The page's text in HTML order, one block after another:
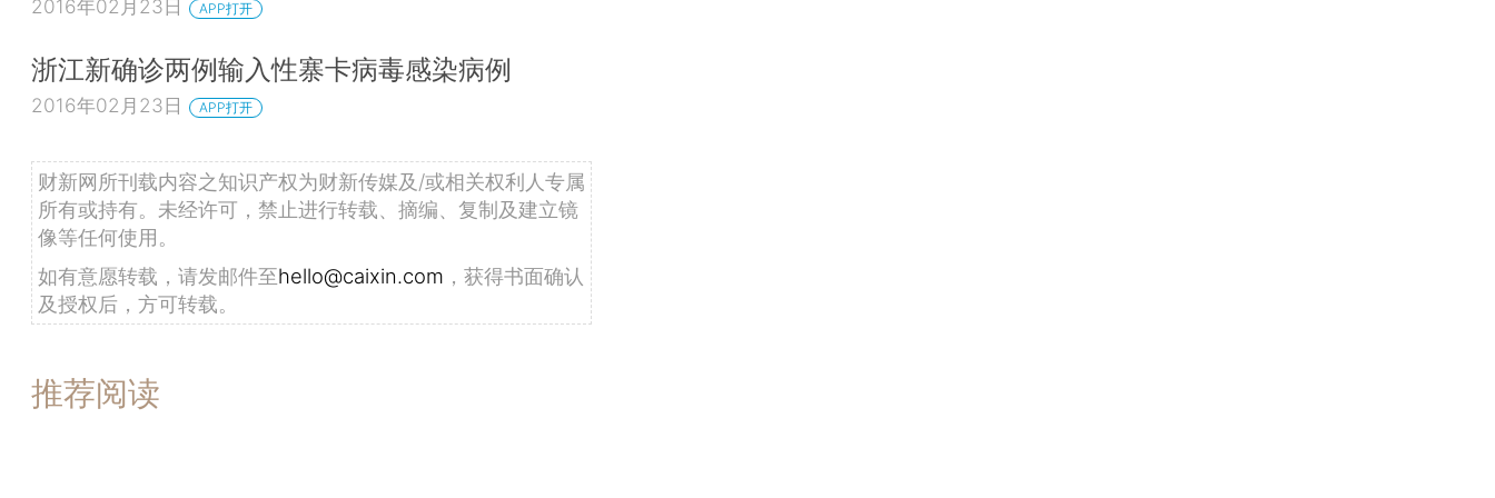
2016年02月23日 APP打开
浙江新确诊两例输入性寨卡病毒感染病例
2016年02月23日 APP打开
财新网所刊载内容之知识产权为财新传媒及/或相关权利人专属
所有或持有。未经许可，禁止进行转载、摘编、复制及建立镜
像等任何使用。
如有意愿转载，请发邮件至hello@caixin.com ，获得书面确认
及授权后，方可转载。
推荐阅读